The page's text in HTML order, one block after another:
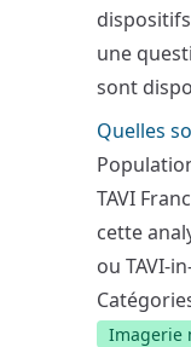
une
sont
Quelles
TAVI
cette
ou TAVI-
Imagerie